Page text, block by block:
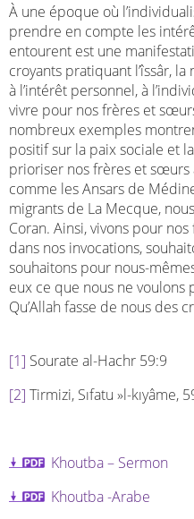
À une époque où
prendre en compte les
entourent est une
croyants pratiquant l’îssâr,
à l’intérêt personnel, à
vivre pour nos frères et
nombreux exemples
positif sur la paix sociale et
prioriser nos frères et sœurs
comme les Ansars de
migrants de La Mecque,
Coran. Ainsi, vivons pour
dans nos invocations,
souhaitons pour nous-
eux ce que nous ne voulons
Qu’Allah fasse de nous des
[1] Sourate al-Hachr 59:9
[2] Tirmizi, Sıfatu »l-kıyâme,
Khoutba – Sermon
Khoutba -Arabe